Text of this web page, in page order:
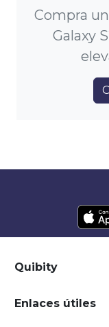
Compra
Galaxy
Quibity
Enlaces útiles